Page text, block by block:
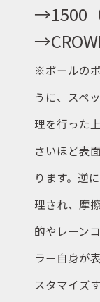
→1500（
※ボールの
うに、スペ
理を行った
さいほど表
ります。逆
理され、摩
的やレーン
ラー自身が
スタマイズ